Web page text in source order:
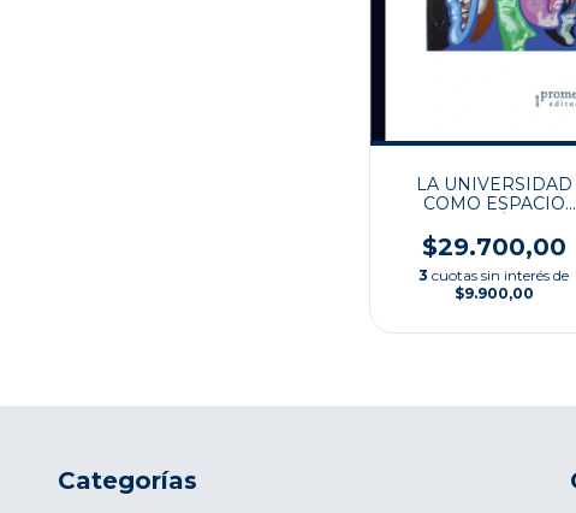
LA UNIVERSIDAD
COMO ESPACIO
$29.700,00
3 cuotas sin interés de
$9.900,00
Categorías